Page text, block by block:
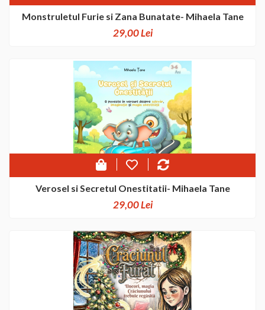
Monstruletul Furie si Zana Bunatate- Mihaela Tane
29,00 Lei
Verosel si Secretul Onestitatii- Mihaela Tane
29,00 Lei